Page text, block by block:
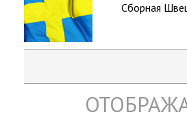
Сборная